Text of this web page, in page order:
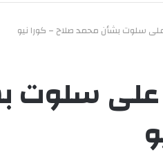
على سلوت بشأن محمد صلاح – كورا نيو
على سلوت